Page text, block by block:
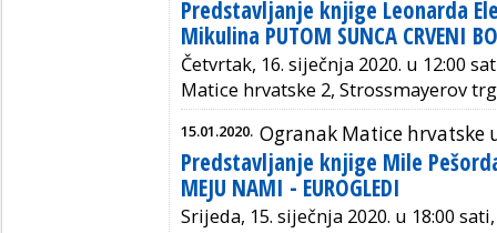
Predstavljanje knjige Leonarda
Mikulina PUTOM SUNCA CRVENI
Četvrtak, 16. siječnja 2020. u 12:00
Matice hrvatske 2, Strossmayerov
15.01.2020. Ogranak Matice hrvatske
Predstavljanje knjige Mile
MEJU NAMI - EUROGLEDI
Srijeda, 15. siječnja 2020. u 18:00